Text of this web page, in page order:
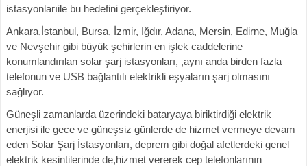
istasyonlarıile bu hedefini gerçekleştiriyor.
Ankara,İstanbul, Bursa, İzmir, Iğdır, Adana, Mersin, Edirne, Muğla
ve Nevşehir gibi büyük şehirlerin en işlek caddelerine
konumlandırılan solar şarj istasyonları, ,aynı anda birden fazla
telefonun ve USB bağlantılı elektrikli eşyaların şarj olmasını
sağlıyor.
Güneşli zamanlarda üzerindeki bataryaya biriktirdiği elektrik
enerjisi ile gece ve güneşsiz günlerde de hizmet vermeye devam
eden Solar Şarj İstasyonları, deprem gibi doğal afetlerdeki genel
elektrik kesintilerinde de,hizmet vererek cep telefonlarının